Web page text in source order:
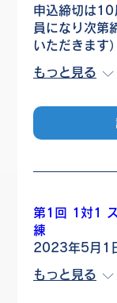
申込締切は
員になり次第
いただきます）
もっと見る
第1回 1対1 ス
練
2023年5月1
もっと見る